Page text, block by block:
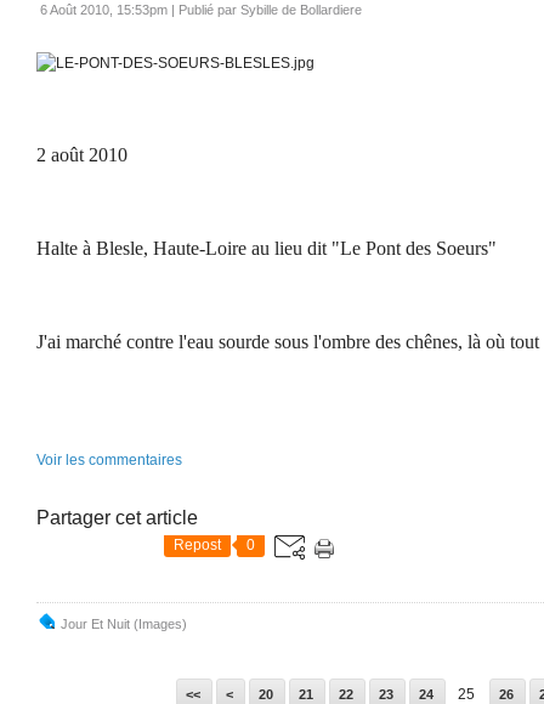
6 Août 2010, 15:53pm | Publié par Sybille de Bollardiere
2 août 2010
Halte à Blesle, Haute-Loire au lieu dit "Le Pont des Soeurs"
J'ai marché contre l'eau sourde sous l'ombre des chênes, là où
Voir les commentaires
Partager cet article
Repost 0
Jour Et Nuit (images)
<< < 10
20 21 22 23 24 25 26